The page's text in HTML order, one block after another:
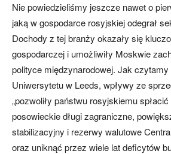
Nie powiedzieliśmy jeszcze nawet o
jaką w gospodarce rosyjskiej odegrał
Dochody z tej branży okazały się
gospodarczej i umożliwiły Moskwie
polityce międzynarodowej. Jak czytamy
Uniwersytetu w Leeds, wpływy ze
„pozwoliły państwu rosyjskiemu
posowieckie długi zagraniczne,
stabilizacyjny i rezerwy walutowe
oraz uniknąć przez wiele lat deficytów